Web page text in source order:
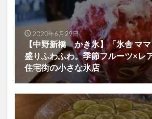
2020年6月29日
【中野新橋 かき氷】「氷舎 マ
盛りふわふわ。季節フルーツ×レ
住宅街の小さな氷店